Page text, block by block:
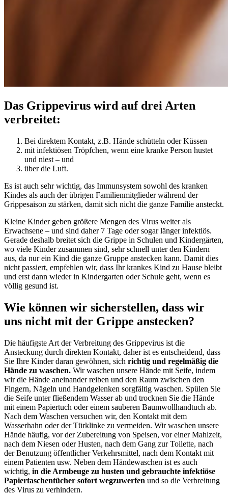
Das Grippevirus wird auf drei Arten
verbreitet:
Bei direktem Kontakt, z.B. Hände schütteln oder Küssen
mit infektiösen Tröpfchen, wenn eine kranke Person hustet
und niest – und
über die Luft.
Es ist auch sehr wichtig, das Immunsystem sowohl des kranken
Kindes als auch der übrigen Familienmitglieder während der
Grippesaison zu stärken, damit sich nicht die ganze Familie ansteckt.
Kleine Kinder geben größere Mengen des Virus weiter als
Erwachsene – und sind daher 7 Tage oder sogar länger infektiös.
Gerade deshalb breitet sich die Grippe in Schulen und Kindergärten,
wo viele Kinder zusammen sind, sehr schnell unter den Kindern
aus, da nur ein Kind die ganze Gruppe anstecken kann. Damit dies
nicht passiert, empfehlen wir, dass Ihr krankes Kind zu Hause bleibt
und erst dann wieder in Kindergarten oder Schule geht, wenn es
völlig gesund ist.
Wie können wir sicherstellen, dass wir
uns nicht mit der Grippe anstecken?
Die häufigste Art der Verbreitung des Grippevirus ist die
Ansteckung durch direkten Kontakt, daher ist es entscheidend, dass
Sie Ihre Kinder daran gewöhnen, sich richtig und regelmäßig die
Hände zu waschen. Wir waschen unsere Hände mit Seife, indem
wir die Hände aneinander reiben und den Raum zwischen den
Fingern, Nägeln und Handgelenken sorgfältig waschen. Spülen Sie
die Seife unter fließendem Wasser ab und trocknen Sie die Hände
mit einem Papiertuch oder einem sauberen Baumwollhandtuch ab.
Nach dem Waschen versuchen wir, den Kontakt mit dem
Wasserhahn oder der Türklinke zu vermeiden. Wir waschen unsere
Hände häufig, vor der Zubereitung von Speisen, vor einer Mahlzeit,
nach dem Niesen oder Husten, nach dem Gang zur Toilette, nach
der Benutzung öffentlicher Verkehrsmittel, nach dem Kontakt mit
einem Patienten usw. Neben dem Händewaschen ist es auch
wichtig, in die Armbeuge zu husten und gebrauchte infektiöse
Papiertaschentücher sofort wegzuwerfen und so die Verbreitung
des Virus zu verhindern.